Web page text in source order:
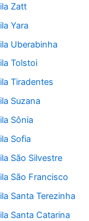
Zatt
Yara
Uberabinha
Tolstoi
Tiradentes
Suzana
Sônia
Sofia
São Silvestre
São Francisco
Santa Terezinha
Santa Catarina